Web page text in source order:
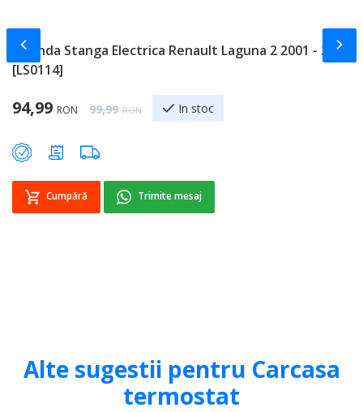
Oglinda Stanga Electrica Renault Laguna 2 2001 - 2007
[LS0114]
Special Price
94,99 RON Regular Price
99,99 RON In stoc
Cumpără Trimite mesaj
Slide-ul anterior
Alte sugestii pentru Carcasa
termostat